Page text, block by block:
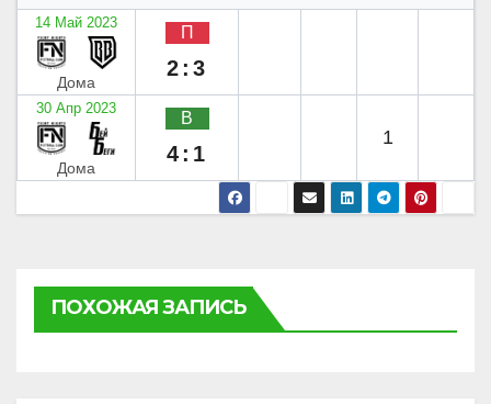
14 Май 2023
Дома
П
2:3
30 Апр 2023
Дома
В
4:1
1
ПОХОЖАЯ ЗАПИСЬ